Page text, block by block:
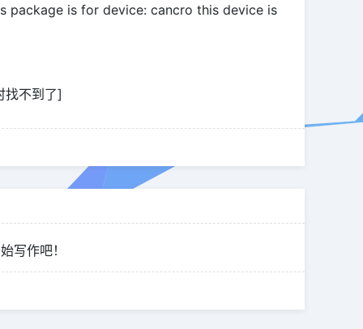
package is for device: cancro this device is
找不到了]
写作吧！